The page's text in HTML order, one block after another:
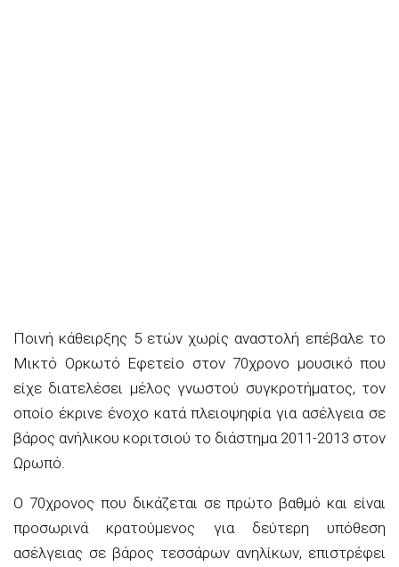
Ποινή κάθειρξης 5 ετών χωρίς αναστολή επέβαλε το
Μικτό Ορκωτό Εφετείο στον 70χρονο μουσικό που
είχε διατελέσει μέλος γνωστού συγκροτήματος, τον
οποίο έκρινε ένοχο κατά πλειοψηφία για ασέλγεια σε
βάρος ανήλικου κοριτσιού το διάστημα 2011-2013 στον
Ωρωπό.
Ο 70χρονος που δικάζεται σε πρώτο βαθμό και είναι
προσωρινά κρατούμενος για δεύτερη υπόθεση
ασέλγειας σε βάρος τεσσάρων ανηλίκων, επιστρέφει